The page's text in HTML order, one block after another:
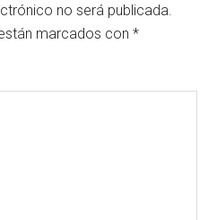
no será publicada.
marcados con*